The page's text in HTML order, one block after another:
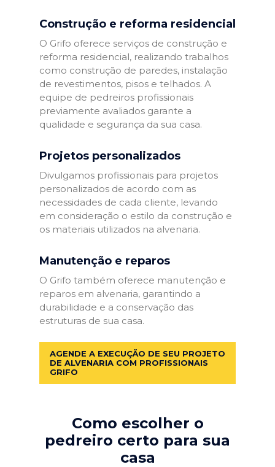
Construção e reforma residencial
O Grifo oferece serviços de construção e
reforma residencial, realizando trabalhos
como construção de paredes, instalação
de revestimentos, pisos e telhados. A
equipe de pedreiros profissionais
previamente avaliados garante a
qualidade e segurança da sua casa.
Projetos personalizados
Divulgamos profissionais para projetos
personalizados de acordo com as
necessidades de cada cliente, levando
em consideração o estilo da construção e
os materiais utilizados na alvenaria.
Manutenção e reparos
O Grifo também oferece manutenção e
reparos em alvenaria, garantindo a
durabilidade e a conservação das
estruturas de sua casa.
AGENDE A EXECUÇÃO DE SEU PROJETO
DE ALVENARIA COM PROFISSIONAIS
GRIFO
Como escolher o
pedreiro certo para sua
casa